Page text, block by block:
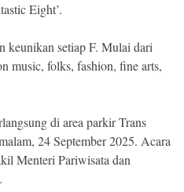
Eight’.
keunikan setiap F. Mulai dari
music, folks, fashion, fine arts,
di area parkir Trans
24 September 2025. Acara
Menteri Pariwisata dan